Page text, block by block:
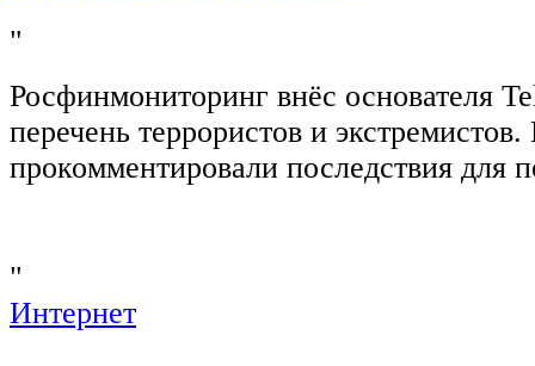
"
Росфинмониторинг внёс основателя
перечень террористов и
прокомментировали последствия для
"
Интернет